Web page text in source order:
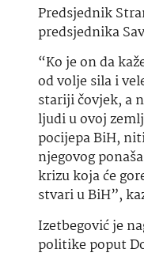
Predsjednik
predsjednika
“Ko je on da
od volje sila i
stariji čovjek, a
ljudi u ovoj
pocijepa BiH,
njegovog
krizu koja će
stvari u BiH”,
Izetbegović je
politike poput